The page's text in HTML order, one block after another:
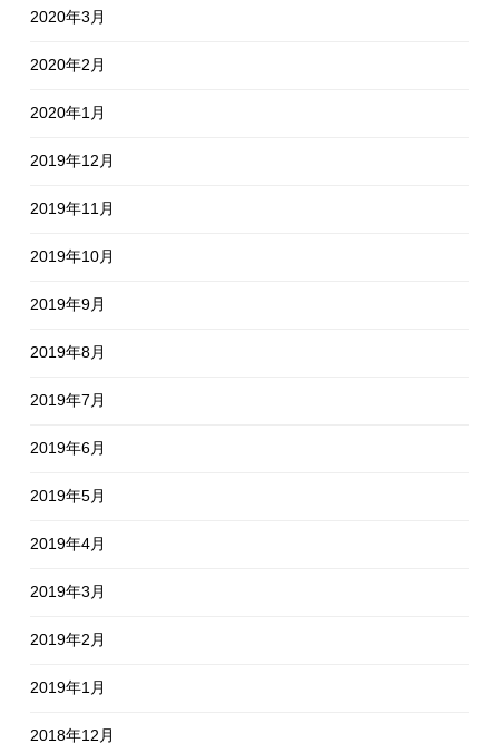
2020年3月
2020年2月
2020年1月
2019年12月
2019年11月
2019年10月
2019年9月
2019年8月
2019年7月
2019年6月
2019年5月
2019年4月
2019年3月
2019年2月
2019年1月
2018年12月